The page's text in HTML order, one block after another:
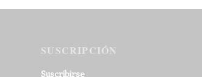
SUSCRIPCIÓN
Suscribirse